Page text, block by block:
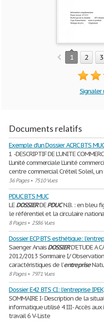
1 2 3
Signaler
Documents relatifs
Exemple d'un Dossier ACRC BTS
1 -DESCRIPTIF DE L’UNITE
L’unité commerciale L’unité
centre commercial Créteil Soleil,
36 Pages• 7510 Vues
PDUC BTS MUC
LEDOSSIERDEPDUCN.B. : en bleu
le référentiel et la circulaire
8 Pages• 2586 Vues
Dossier ECP BTS esthétique:
Saenger AnaisDOSSIERD’ETUDE A
2012/2013 Sommaire I/ Observation
caractéristiques de l’entreprise
8 Pages• 7971 Vues
Dossier E42 BTS CI: l'entreprise IPEK
SOMMAIRE I- Description de la
informatique utilisé 4 III- Accès
travail 6 V- Liste